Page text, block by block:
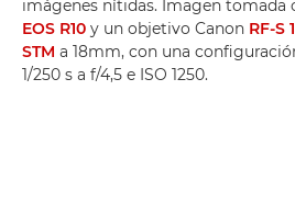
imágenes nítidas. Imagen tomada
EOS R10 y un objetivo Canon RF-S
STM a 18mm, con una
1/250 s a f/4,5 e ISO 1250.